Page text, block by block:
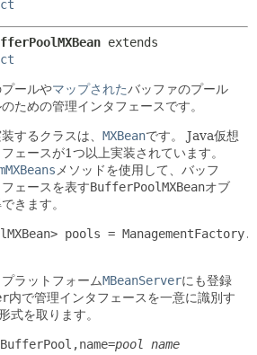
コンストラクタ
プールやマップされたバッファのプール
ための管理インタフェースです。
するクラスは、 MXBeanです。
Java仮想
ェースが1つ以上実装されています。
メソッドを使用して、バッフ
ェースを表すBufferPoolMXBeanオブ
きます。
pools =
ラットフォームMBeanServerにも登録
内で管理インタフェースを一意に識別す
式を取ります。
pool name